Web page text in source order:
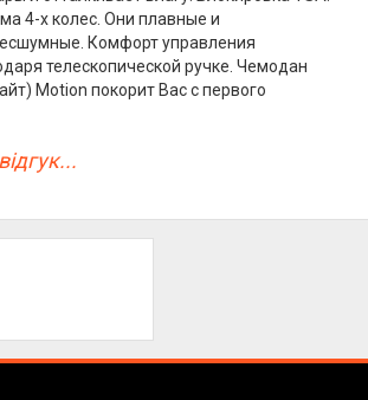
4-х колес. Они плавные и
Комфорт управления
телескопической ручке. Чемодан
Motion покорит Вас с первого